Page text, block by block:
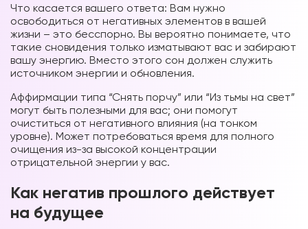
Что касается вашего ответа: Вам нужно
освободиться от негативных элементов в вашей
жизни – это бесспорно. Вы вероятно понимаете, что
такие сновидения только изматывают вас и забирают
вашу энергию. Вместо этого сон должен служить
источником энергии и обновления.
Аффирмации типа “Снять порчу” или “Из тьмы на свет”
могут быть полезными для вас; они помогут
очиститься от негативного влияния (на тонком
уровне). Может потребоваться время для полного
очищения из-за высокой концентрации
отрицательной энергии у вас.
Как негатив прошлого действует
на будущее